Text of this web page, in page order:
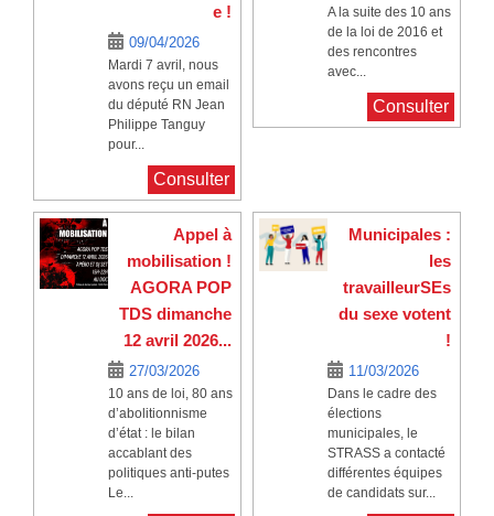
e !
09/04/2026
Mardi 7 avril, nous
avons reçu un email
du député RN Jean
Philippe Tanguy
pour...
Consulter
A la suite des 10 ans
de la loi de 2016 et
des rencontres
avec...
Consulter
Appel à
mobilisation !
AGORA POP
TDS dimanche
12 avril 2026...
27/03/2026
10 ans de loi, 80 ans
d’abolitionnisme
d’état : le bilan
accablant des
politiques anti-putes
Le...
Municipales :
les
travailleurSEs
du sexe votent
!
11/03/2026
Dans le cadre des
élections
municipales, le
STRASS a contacté
différentes équipes
de candidats sur...